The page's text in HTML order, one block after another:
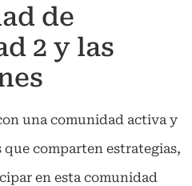
de
2 y las
una comunidad activa y
que comparten estrategias,
en esta comunidad